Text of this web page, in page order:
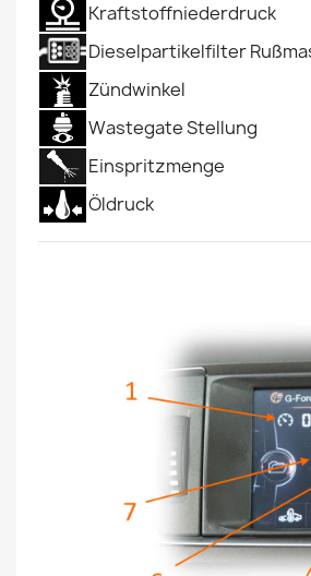
Kraftstoffniederdruck
Dieselpartikelfilter
Zündwinkel
Wastegate Stellung
Einspritzmenge
Öldruck